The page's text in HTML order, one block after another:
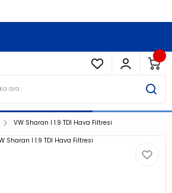
VW Sharan I 1.9 TDI Hava Filtresi